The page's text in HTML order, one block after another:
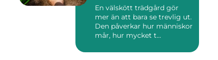
En välskött trädgård gör
mer än att bara se trevlig ut.
Den påverkar hur människor
mår, hur mycket t...